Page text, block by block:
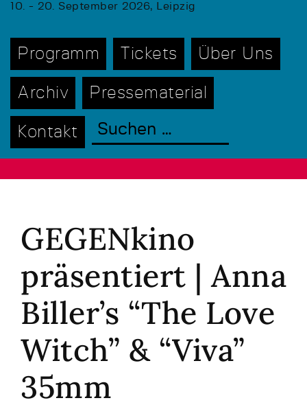
10. - 20. September 2026, Leipzig
Programm Tickets Über Uns
Archiv Pressematerial
Kontakt
GEGENkino
präsentiert | Anna
Biller’s “The Love
Witch” & “Viva”
35mm